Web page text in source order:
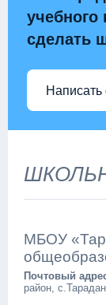
учебного
сделать
МБОУ
Почтовый
район,